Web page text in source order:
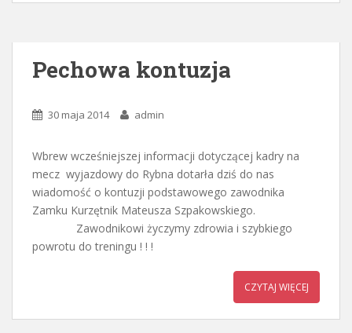
Pechowa kontuzja
30 maja 2014 admin
Wbrew wcześniejszej informacji dotyczącej kadry na
mecz wyjazdowy do Rybna dotarła dziś do nas
wiadomość o kontuzji podstawowego zawodnika
Zamku Kurzętnik Mateusza Szpakowskiego.
Zawodnikowi życzymy zdrowia i szybkiego
powrotu do treningu ! ! !
CZYTAJ WIĘCEJ